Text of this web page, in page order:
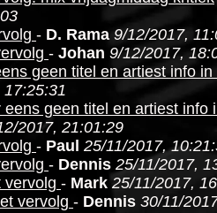
- D. Rama 9/12/2017,
- Johan 9/12/2017,
geen titel en artiest info
17:25:31
eens geen titel en artiest info
2017, 21:01:29
- Paul 25/11/2017,
- Dennis 25/11/2017,
vervolg - Mark 25/11/2017,
vervolg - Dennis 30/11/